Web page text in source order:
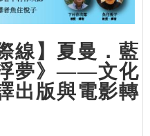
線】夏曼．藍
夢》——文化
出版與電影轉